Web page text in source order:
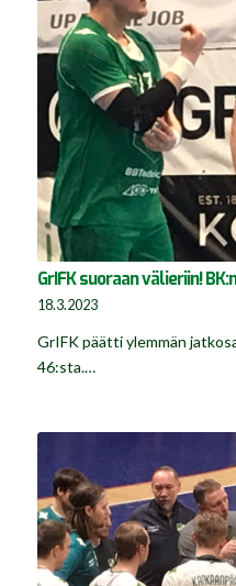
GrIFK suoraan välieriin!
18.3.2023
GrIFK päätti ylemmän
46:sta.…